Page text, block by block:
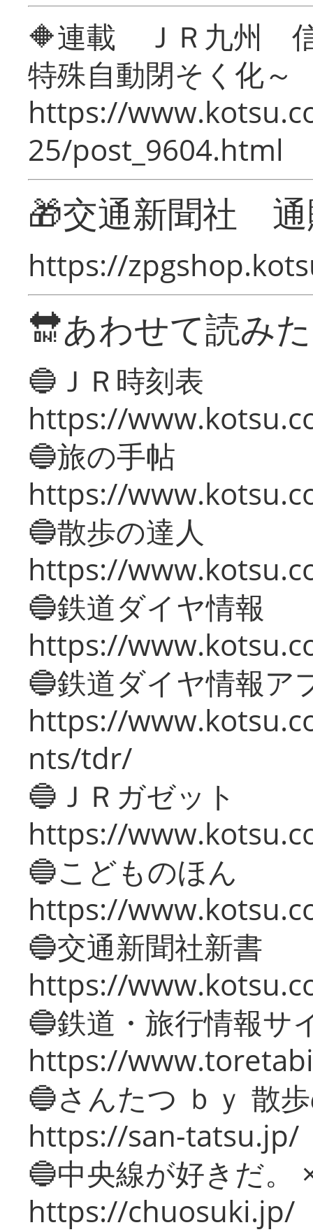
🔶連載 ＪＲ九州 信
特殊自動閉そく化～
https://
25/post_9604.html
🎁交通新聞社
https://
🔛あわせて読み
🔵ＪＲ時刻表
https://
🔵旅の手帖
https://
🔵散歩の達人
https://
🔵鉄道ダイヤ情報
https://
🔵鉄道ダイヤ情報ア
https://
nts/tdr/
🔵ＪＲガゼット
https://
🔵こどものほん
https://
🔵交通新聞社新書
https://
🔵鉄道・旅行情報サ
https://
🔵さんたつ ｂｙ 散
https://san-tatsu.jp/
🔵中央線が好きだ。
https://chuosuki.jp/